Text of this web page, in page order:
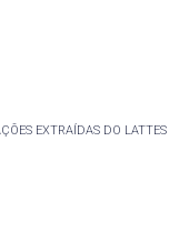
EXTRAÍDAS DO LATTES